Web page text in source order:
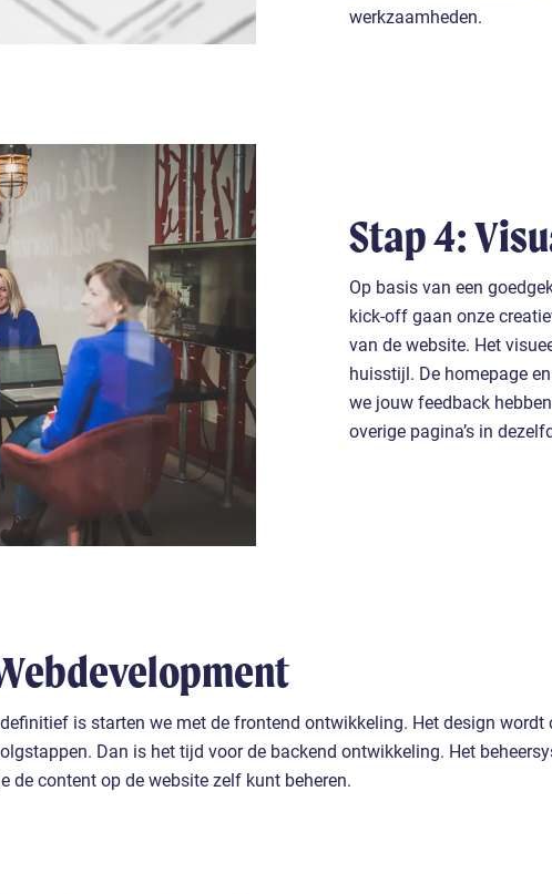
werkzaamheden.
Stap 4:
Op basis van een
kick-off gaan onze
van de website. Het
huisstijl. De homepage
we jouw feedback
overige pagina’s in
is starten we met de frontend ontwikkeling. Het design
Dan is het tijd voor de backend ontwikkeling. Het
de content op de website zelf kunt beheren.